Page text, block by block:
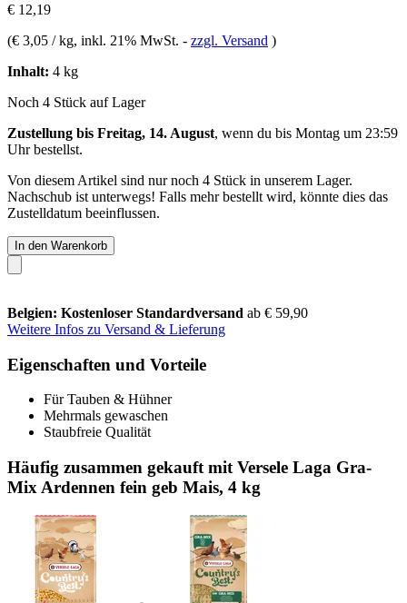
€ 12,19
(€ 3,05 / kg, inkl. 21% MwSt. - zzgl. Versand )
Inhalt: 4 kg
Noch 4 Stück auf Lager
Zustellung bis Freitag, 14. August, wenn du bis Montag um 23:59
Uhrbestellst.
Von diesem Artikel sind nur noch 4 Stück in unserem Lager.
Nachschub ist unterwegs! Falls mehr bestellt wird, könnte dies das
Zustelldatum beeinflussen.
In den Warenkorb
Belgien: Kostenloser Standardversand ab € 59,90
Weitere Infos zu Versand & Lieferung
Eigenschaften und Vorteile
Für Tauben & Hühner
Mehrmals gewaschen
Staubfreie Qualität
Häufig zusammen gekauft mit Versele Laga Gra-
Mix Ardennen fein geb Mais, 4 kg